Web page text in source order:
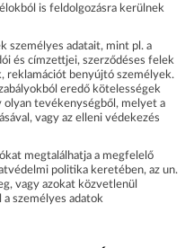
is feldolgozásra kerülnek
személyes adatait, mint pl. a
és címzettjei, szerződéses felek
reklamációt benyújtó személyek.
eredő kötelességek
olyan tevékenységből, melyet a
vagy az elleni védekezés
megtalálhatja a megfelelő
politika keretében, az un.
vagy azokat közvetlenül
személyes adatok